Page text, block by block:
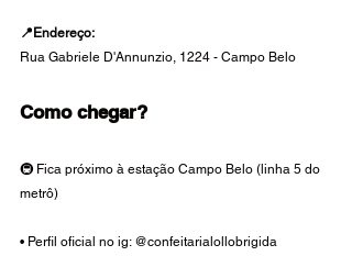
📍Endereço:
Rua Gabriele D'Annunzio, 1224 - Campo Belo
Como chegar?
🚇 Fica próximo à estação Campo Belo (linha 5 do
metrô)
• Perfil oficial no ig: @confeitarialollobrigida